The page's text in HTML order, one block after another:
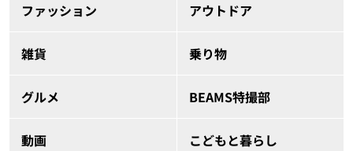
ファッション アウトドア
雑貨 乗り物
グルメ BEAMS特撮部
動画 こどもと暮らし